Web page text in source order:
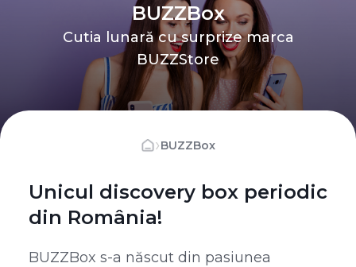
BUZZBox
Cutia lunară cu surprize marca
BUZZStore
›BUZZBox
Unicul discovery box periodic
din România!
BUZZBox s-a născut din pasiunea